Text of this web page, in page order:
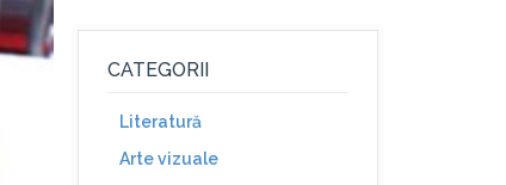
CATEGORII
Literatură
Arte vizuale